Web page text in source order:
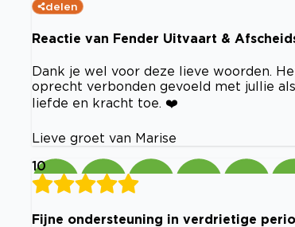
delen
Reactie van Fender Uitvaart &
Dank je wel voor deze lieve woorden.
oprecht verbonden gevoeld met jullie
liefde en kracht toe. ❤️
Lieve groet van Marise
10
Fijne ondersteuning in verdrietige